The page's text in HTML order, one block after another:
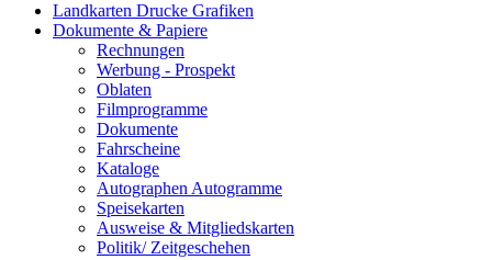
Landkarten Drucke Grafiken
Dokumente & Papiere
Rechnungen
Werbung - Prospekt
Oblaten
Filmprogramme
Dokumente
Fahrscheine
Kataloge
Autographen Autogramme
Speisekarten
Ausweise & Mitgliedskarten
Politik/ Zeitgeschehen